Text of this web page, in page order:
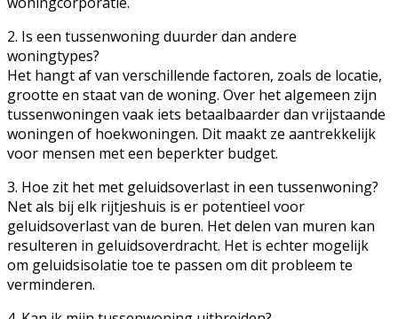
2. Is een tussenwoning duurder dan andere
woningtypes?
Het hangt af van verschillende factoren, zoals de locatie,
grootte en staat van de woning. Over het algemeen zijn
tussenwoningen vaak iets betaalbaarder dan vrijstaande
woningen of hoekwoningen. Dit maakt ze aantrekkelijk
voor mensen met een beperkter budget.
3. Hoe zit het met geluidsoverlast in een tussenwoning?
Net als bij elk rijtjeshuis is er potentieel voor
geluidsoverlast van de buren. Het delen van muren kan
resulteren in geluidsoverdracht. Het is echter mogelijk
om geluidsisolatie toe te passen om dit probleem te
verminderen.